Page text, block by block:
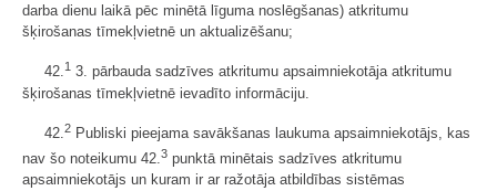
darba dienu laikā pēc minētā līguma noslēgšanas) atkritumu
šķirošanas tīmekļvietnē un aktualizēšanu;
42.1 3. pārbauda sadzīves atkritumu apsaimniekotāja atkritumu
šķirošanas tīmekļvietnē ievadīto informāciju.
42. 2 Publiski pieejama savākšanas laukuma apsaimniekotājs, kas
nav šo noteikumu 42.3 punktā minētais sadzīves atkritumu
apsaimniekotājs un kuram ir ar ražotāja atbildības sistēmas